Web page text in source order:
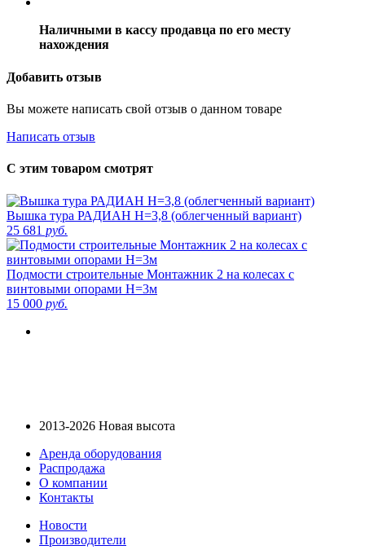
Наличными в кассу продавца по его месту
нахождения
Добавить отзыв
Вы можете написать свой отзыв о данном товаре
Написать отзыв
С этим товаром смотрят
Вышка тура РАДИАН H=3,8 (облегченный вариант)
25 681 руб.
Подмости строительные Монтажник 2 на колесах с
винтовыми опорами Н=3м
15 000 руб.
2013-2026 Новая высота
Аренда оборудования
Распродажа
О компании
Контакты
Новости
Производители